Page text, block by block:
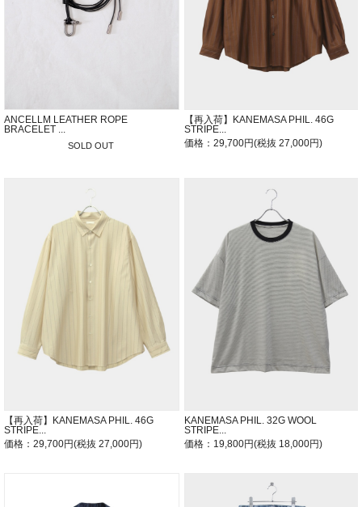
ANCELLM LEATHER ROPE
BRACELET ...
SOLD OUT
【再入荷】KANEMASA PHIL. 46G
STRIPE...
価格：29,700円(税抜 27,000円)
【再入荷】KANEMASA PHIL. 46G
STRIPE...
価格：29,700円(税抜 27,000円)
KANEMASA PHIL. 32G WOOL
STRIPE...
価格：19,800円(税抜 18,000円)